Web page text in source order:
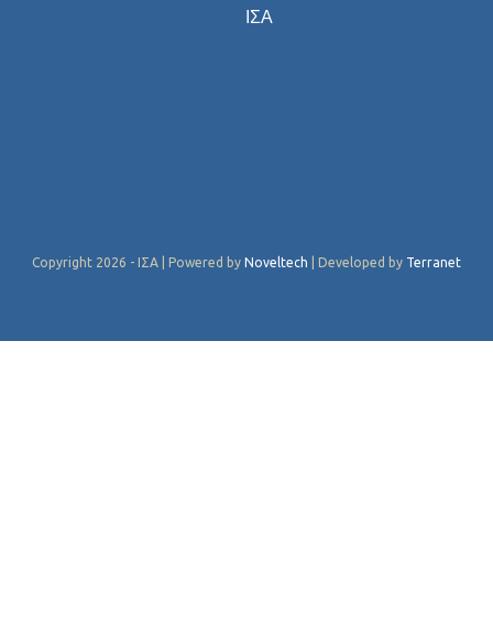
ΙΣΑ
Copyright 2026 - ΙΣΑ | Powered by Noveltech | Developed by Terranet